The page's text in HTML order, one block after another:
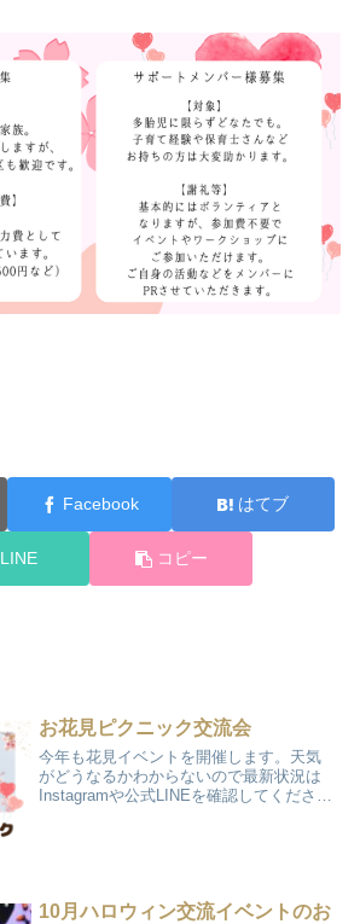
Facebook はてブ
LINE コピー
お花見ピクニック交流会
今年も花見イベントを開催します。天気
がどうなるかわからないので最新状況は
Instagramや公式LINEを確認してくださ
10月ハロウィン交流イベントのお